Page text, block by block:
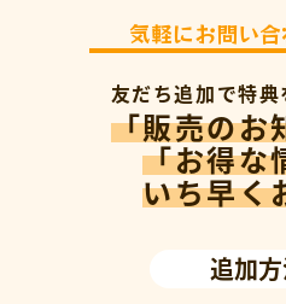
気軽にお問い
友だち追加で特典
「販売のお
「お得な
いち早く
追加